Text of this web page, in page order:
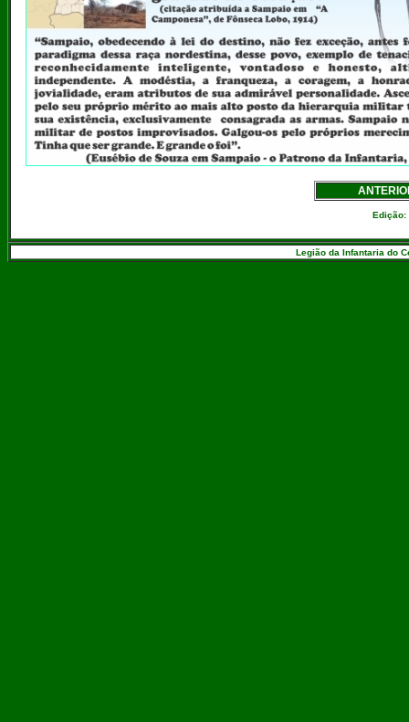
Edição:
Legião da Infantaria do